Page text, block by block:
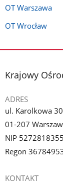
OT Warszawa
OT Wrocław
stopka
Krajowy
ADRES
ul. Karolkowa 30
01-207
NIP 5272818355
Regon
KONTAKT